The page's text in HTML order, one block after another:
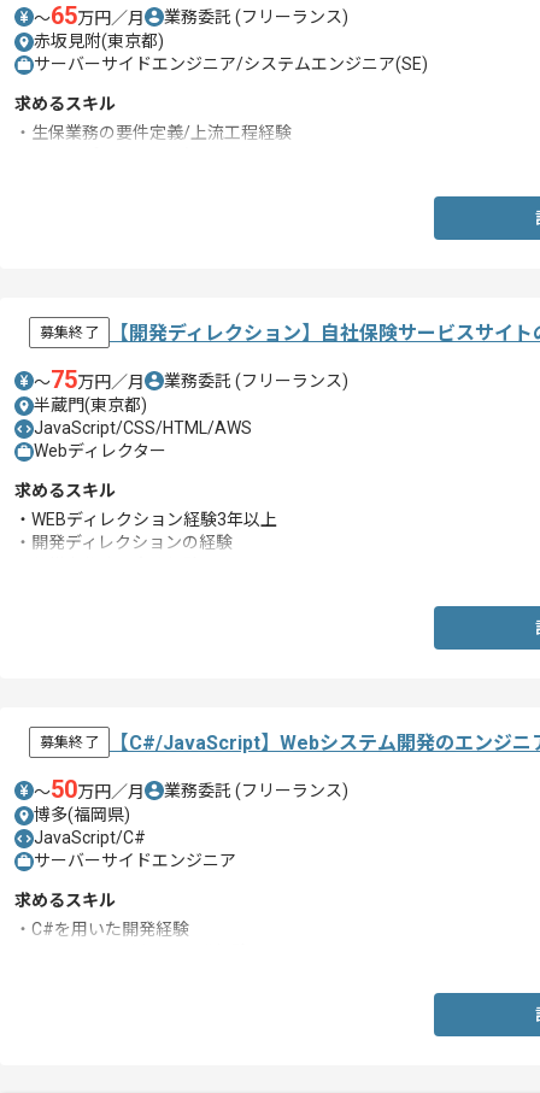
〜65万円／月 業務委託 (フリーランス)
赤坂見附(東京都)
サーバーサイドエンジニア/システムエンジニア(SE)
求めるスキル
・生保業務の要件定義/上流工程経験
募集終了 【開発ディレクション】自社保険サービスサイ
〜75万円／月 業務委託 (フリーランス)
半蔵門(東京都)
JavaScript/CSS/HTML/AWS
Webディレクター
求めるスキル
・WEBディレクション経験3年以上
・開発ディレクションの経験
募集終了 【C#/JavaScript】Webシステム開発のエンジニ
〜50万円／月 業務委託 (フリーランス)
博多(福岡県)
JavaScript/C#
サーバーサイドエンジニア
求めるスキル
・C#を用いた開発経験